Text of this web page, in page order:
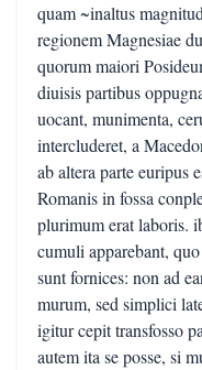
quam ~inaltus
regionem Magnesiae
quorum maiori
diuisis partibus
uocant, munimenta,
intercluderet, a
ab altera parte euripus
Romanis in fossa
plurimum erat laboris.
cumuli apparebant,
sunt fornices: non ad
murum, sed simplici
igitur cepit transfosso
autem ita se posse, si